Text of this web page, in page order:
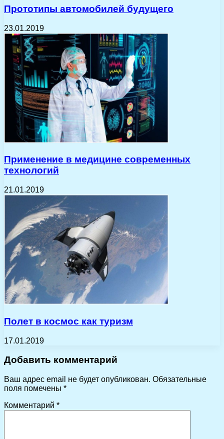
Прототипы автомобилей будущего
23.01.2019
Применение в медицине современных
технологий
21.01.2019
Полет в космос как туризм
17.01.2019
Добавить комментарий
Ваш адрес email не будет опубликован. Обязательные
поля помечены *
Комментарий *